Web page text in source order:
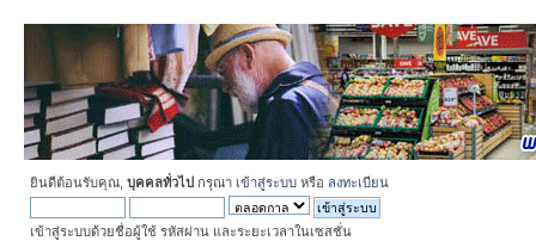
ยินดีต้อนรับคุณ, บุคคลทั่วไป กรุณา เข้าสู่ระบบ หรือ ลงทะเบียน
เข้าสู่ระบบด้วยชื่อผู้ใช้ รหัสผ่าน และระยะเวลาในเซสชั่น